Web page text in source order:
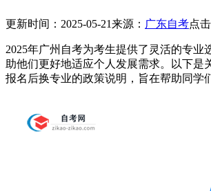
更新时间：2025-05-21来源： 广东自考点
2025年广州自考为考生提供了灵活的专业
助他们更好地适应个人发展需求。以下是
报名后换专业的政策说明，旨在帮助同学